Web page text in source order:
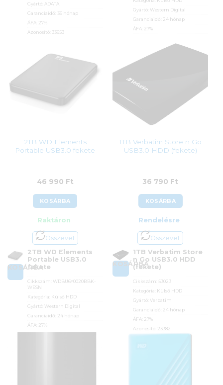
Gyártó:ADATA
Garanciaidő: 36 hónap
ÁFA: 27%
Azonosító: 33653
Gyártó: Western Digital
Garanciaidő: 24 hónap
ÁFA: 27%
48 990Ft
2TB WD Elements
Portable USB3.0 fekete
46 990 Ft
KOSÁRBA
Raktáron
Összevet
KOSÁRBA
2TB WD Elements
Portable USB3.0
fekete
Cikkszám: WDBU6Y0020BBK-
WESN
Kategória: Külső HDD
Gyártó: Western Digital
Garanciaidő: 24 hónap
ÁFA: 27%
1TB Verbatim Store n Go
USB3.0 HDD (fekete)
36 790 Ft
KOSÁRBA
Rendelésre
Összevet
KOSÁRBA
1TB Verbatim Store
n Go USB3.0 HDD
(fekete)
Cikkszám: 53023
Kategória: Külső HDD
Gyártó: Verbatim
Garanciaidő: 24 hónap
ÁFA: 27%
Azonosító: 23382